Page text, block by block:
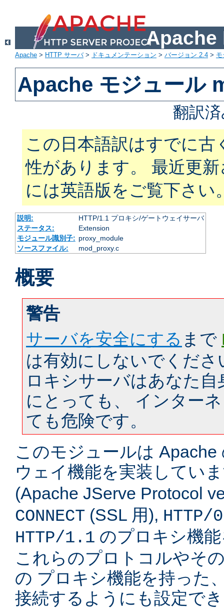
Apache
Apache > HTTP サーバ> ドキュメンテーション > バージョン 2.4 >
Apache モジュール
翻訳
この日本語訳はすでに古
性があります。 最近更
には英語版をご覧下さい
説明:
HTTP/1.1 プロキシ/ゲートウェイサーバ
ステータス:
Extension
モジュール識別子: proxy_module
ソースファイル:
mod_proxy.c
概要
警告
サーバを安全にする まで
は有効にしないでくださ
ロキシサーバはあなた
にとっても、 インター
ても危険です。
このモジュールは
ウェイ機能を実装してい
(Apache JServe Protocol
CONNECT (SSL 用), HTTP/
HTTP/1.1 のプロキシ機
これらのプロトコルやそ
の プロキシ機能を持った
接続するようにも設定で